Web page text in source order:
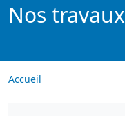
Nos travaux
Accueil